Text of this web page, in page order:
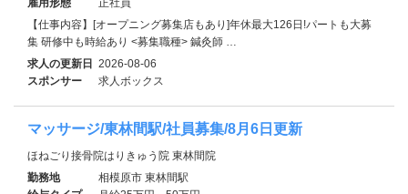
【仕事内容】[オープニング募集店もあり]年休最大126日!パートも大募
集 研修中も時給あり <募集職種> 鍼灸師 …
求人の更新日 2026-08-06
スポンサー
求人ボックス
マッサージ/東林間駅/社員募集/8月6日更新
ほねごり接骨院はりきゅう院 東林間院
勤務地
相模原市 東林間駅